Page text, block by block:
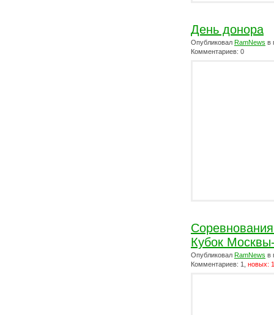
День донора
Опубликовал RamNews в
Комментариев: 0
Кубок
Опубликовал RamNews в
Комментариев: 1, новых: 1